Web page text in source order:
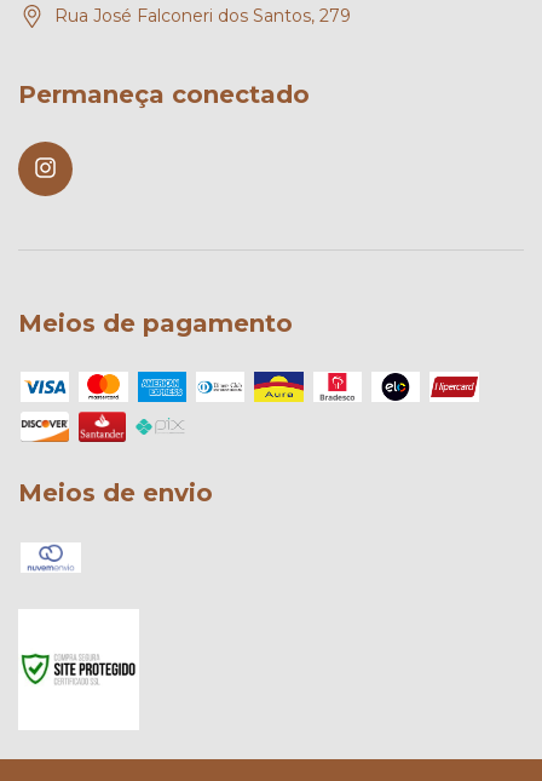
Rua José Falconeri dos Santos, 279
Permaneça conectado
Meios de pagamento
Meios de envio